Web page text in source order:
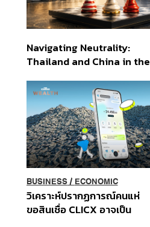
Navigating Neutrality:
Thailand and China in the
Order
BUSINESS/ ECONOMIC
วิเคราะห์ปรากฏการณ์คนแห่
ขอสินเชื่อ CLICX อาจเป็น